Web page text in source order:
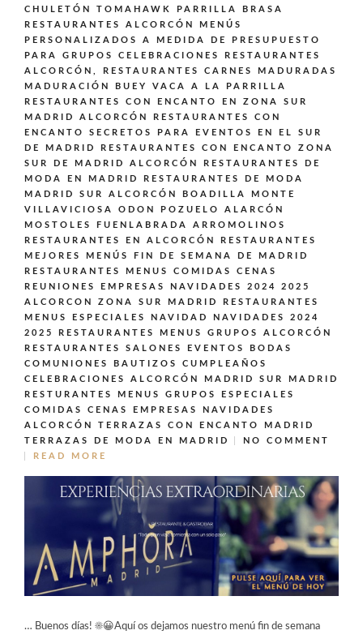
CHULETÓN TOMAHAWK PARRILLA BRASA
RESTAURANTES ALCORCÓN MENÚS
PERSONALIZADOS A MEDIDA DE PRESUPUESTO
PARA GRUPOS CELEBRACIONES
RESTAURANTES
ALCORCÓN,
RESTAURANTES CARNES MADURADAS
MADURACIÓN BUEY VACA A LA PARRILLA
RESTAURANTES CON ENCANTO EN ZONA SUR
MADRID ALCORCÓN
RESTAURANTES CON
ENCANTO SECRETOS PARA EVENTOS EN EL SUR
DE MADRID
RESTAURANTES CON ENCANTO ZONA
SUR DE MADRID ALCORCÓN
RESTAURANTES DE
MODA EN MADRID
RESTAURANTES DE MODA
MADRID SUR ALCORCÓN BOADILLA MONTE
VILLAVICIOSA ODON POZUELO ALARCÓN
MOSTOLES FUENLABRADA ARROMOLINOS
RESTAURANTES EN ALCORCÓN
RESTAURANTES
MEJORES MENÚS FIN DE SEMANA DE MADRID
RESTAURANTES MENUS COMIDAS CENAS
REUNIONES EMPRESAS NAVIDADES 2024 2025
ALCORCON ZONA SUR MADRID
RESTAURANTES
MENUS ESPECIALES NAVIDAD NAVIDADES 2024
2025
RESTAURANTES MENUS GRUPOS ALCORCÓN
RESTAURANTES SALONES EVENTOS BODAS
COMUNIONES BAUTIZOS CUMPLEAÑOS
CELEBRACIONES ALCORCÓN MADRID SUR MADRID
RESTURANTES MENUS GRUPOS ESPECIALES
COMIDAS CENAS EMPRESAS NAVIDADES
ALCORCÓN
TERRAZAS CON ENCANTO MADRID
TERRAZAS DE MODA EN MADRID
NO COMMENT
READ MORE
… Buenos días! ☀️😀Aquí os dejamos nuestro menú fin de semana